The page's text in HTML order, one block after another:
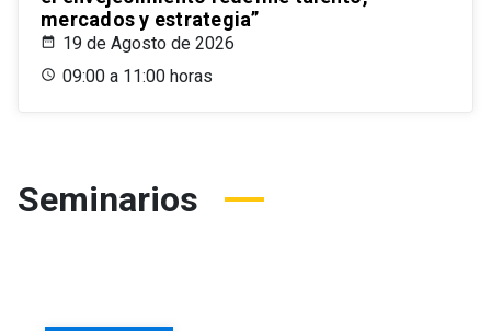
mercados y estrategia”
19 de Agosto de 2026
09:00 a 11:00 horas
Seminarios